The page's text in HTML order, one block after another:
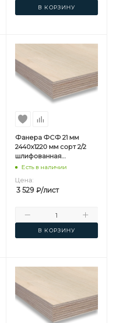
В КОРЗИНУ
Фанера ФСФ 21 мм
2440х1220 мм сорт 2/2
шлифованная
березовая
Есть в наличии
Цена:
3 529₽/лист
В КОРЗИНУ